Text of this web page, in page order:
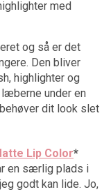
med
og så er det
Den bliver
highlighter og
under en
dit look slet
Lip Color*
en særlig plads i
godt kan lide. Jo,